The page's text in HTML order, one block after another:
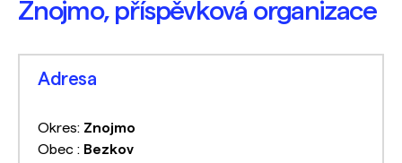
Znojmo, příspěvková organizace
Adresa
Okres: Znojmo
Obec : Bezkov